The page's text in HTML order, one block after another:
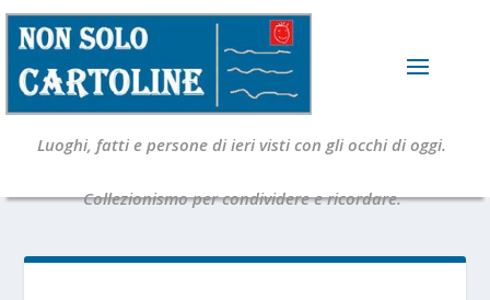
Luoghi, fatti e persone di ieri visti con gli occhi di oggi.
Collezionismo per condividere e ricordare.